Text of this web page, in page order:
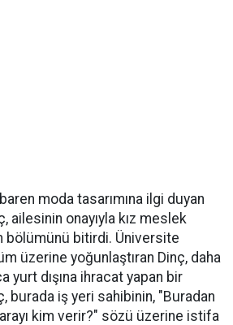
moda tasarımına ilgi duyan
ailesinin onayıyla kız meslek
bölümünü bitirdi. Üniversite
üzerine yoğunlaştıran Dinç, daha
yurt dışına ihracat yapan bir
burada iş yeri sahibinin, "Buradan
kim verir?" sözü üzerine istifa